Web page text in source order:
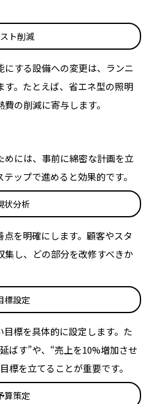
ト削減
する設備への変更は、ランニ
す。たとえば、省エネ型の照明
の削減に寄与します。
には、事前に綿密な計画を立
ップで進めると効果的です。
状分析
を明確にします。顧客やスタ
集し、どの部分を改修すべきか
標設定
標を具体的に設定します。た
ばす”や、“売上を10%増加させ
標を立てることが重要です。
算策定